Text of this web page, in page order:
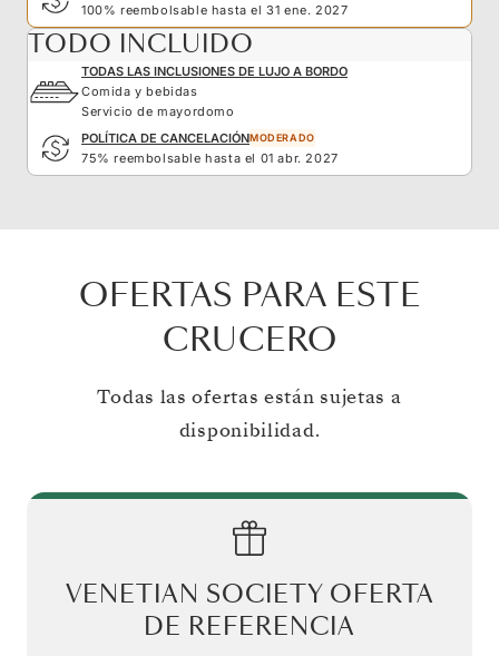
100% reembolsable hasta el 31 ene. 2027
TODO INCLUIDO
TODAS LAS INCLUSIONES DE LUJO A BORDO
Comida y bebidas
Servicio de mayordomo
POLÍTICA DE CANCELACIÓNMODERADO
75% reembolsable hasta el 01 abr. 2027
OFERTAS PARA ESTE
CRUCERO
Todas las ofertas están sujetas a
disponibilidad.
VENETIAN SOCIETY OFERTA
DE REFERENCIA